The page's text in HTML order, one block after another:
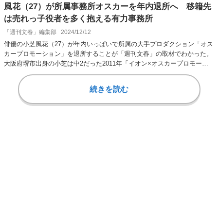
風花（27）が所属事務所オスカーを年内退所へ 移籍先
は売れっ子役者を多く抱える有力事務所
「週刊文春」編集部 2024/12/12
俳優の小芝風花（27）が年内いっぱいで所属の大手プロダクション「オス
カープロモーション」を退所することが「週刊文春」の取材でわかった。
大阪府堺市出身の小芝は中2だった2011年「イオン×オスカープロモーシ
ョン ガ…
続きを読む